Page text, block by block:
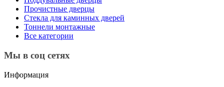
Прочистные дверцы
Стекла для каминных дверей
Тоннели монтажные
Все категории
Мы в соц сетях
Информация